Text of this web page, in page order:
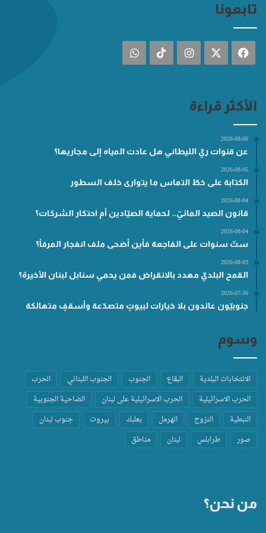
تابعونا
فيسبوك انستقرام ‫TikTokواتساب
الأكثر قراءة
2026-08-06
عن قنوات ريّ الليطاني هل عادت المياه إلى مجاريها؟
2026-08-05
الكتابة على خطّ التماس ما يتوارى خلف السطور
2026-08-04
قانون الصيد المائيّ.. لحماية الصيّادين أم احتكار الشركات؟
2026-08-04
ستّ سنوات على الفاجعة فأين أضحى ملف انفجار المرفأ؟
2026-08-03
القمح البلديّ مهدد بالانقراض فمن يحمي سنابل لبنان الأخيرة؟
2026-07-30
جنوبيّون عائدون بلا خيارات لبيوتٍ متصدّعة وأسقفٍ متهالكة
وسوم
الانتخابات البلدية البقاع الجنوب الجنوب اللبناني
الحرب
الحرب الاسرائيلية
الحرب الاسرائيلية على لبنان
الضاحية الجنوبية
النبطية
النزوح الهرمل بعلبك بيروت
جنوب لبنان
صور
طرابلس لبنان مناطق
من نحن؟